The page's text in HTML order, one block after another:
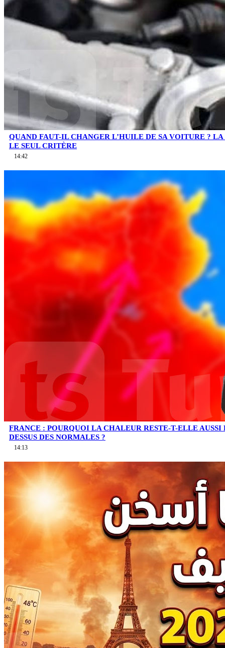
QUAND FAUT-IL CHANGER L’HUILE DE SA VOITURE ? LA
LE SEUL CRITÈRE
14:42
FRANCE : POURQUOI LA CHALEUR RESTE-T-ELLE AUSSI
DESSUS DES NORMALES ?
14:13